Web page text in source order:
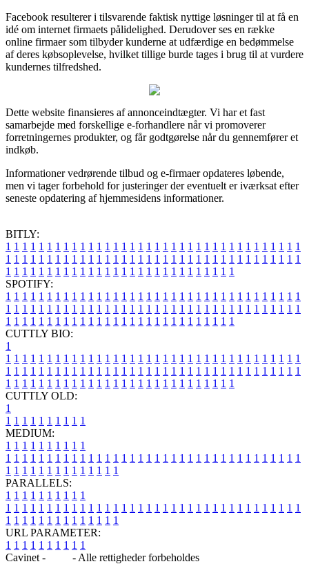
Facebook resulterer i tilsvarende faktisk nyttige løsninger til at få en
idé om internet firmaets pålidelighed. Derudover ses en række
online firmaer som tilbyder kunderne at udfærdige en bedømmelse
af deres købsoplevelse, hvilket tillige burde tages i brug til at vurdere
kundernes tilfredshed.
Dette website finansieres af annonceindtægter. Vi har et fast
samarbejde med forskellige e-forhandlere når vi promoverer
forretningernes produkter, og får godtgørelse når du gennemfører et
indkøb.
Informationer vedrørende tilbud og e-firmaer opdateres løbende,
men vi tager forbehold for justeringer der eventuelt er iværksat efter
seneste opdatering af hjemmesidens informationer.
BITLY:
1 1 1 1 1 1 1 1 1 1 1 1 1 1 1 1 1 1 1 1 1 1 1 1 1 1 1 1 1 1 1 1 1 1 1 1
1 1 1 1 1 1 1 1 1 1 1 1 1 1 1 1 1 1 1 1 1 1 1 1 1 1 1 1 1 1 1 1 1 1 1 1
1 1 1 1 1 1 1 1 1 1 1 1 1 1 1 1 1 1 1 1 1 1 1 1 1 1 1 1
SPOTIFY:
1 1 1 1 1 1 1 1 1 1 1 1 1 1 1 1 1 1 1 1 1 1 1 1 1 1 1 1 1 1 1 1 1 1 1 1
1 1 1 1 1 1 1 1 1 1 1 1 1 1 1 1 1 1 1 1 1 1 1 1 1 1 1 1 1 1 1 1 1 1 1 1
1 1 1 1 1 1 1 1 1 1 1 1 1 1 1 1 1 1 1 1 1 1 1 1 1 1 1 1
CUTTLY BIO:
1
1 1 1 1 1 1 1 1 1 1 1 1 1 1 1 1 1 1 1 1 1 1 1 1 1 1 1 1 1 1 1 1 1 1 1 1
1 1 1 1 1 1 1 1 1 1 1 1 1 1 1 1 1 1 1 1 1 1 1 1 1 1 1 1 1 1 1 1 1 1 1 1
1 1 1 1 1 1 1 1 1 1 1 1 1 1 1 1 1 1 1 1 1 1 1 1 1 1 1 1
CUTTLY OLD:
1
1 1 1 1 1 1 1 1 1 1
MEDIUM:
1 1 1 1 1 1 1 1 1 1
1 1 1 1 1 1 1 1 1 1 1 1 1 1 1 1 1 1 1 1 1 1 1 1 1 1 1 1 1 1 1 1 1 1 1 1
1 1 1 1 1 1 1 1 1 1 1 1 1 1
PARALLELS:
1 1 1 1 1 1 1 1 1 1
1 1 1 1 1 1 1 1 1 1 1 1 1 1 1 1 1 1 1 1 1 1 1 1 1 1 1 1 1 1 1 1 1 1 1 1
1 1 1 1 1 1 1 1 1 1 1 1 1 1
URL PARAMETER:
1 1 1 1 1 1 1 1 1 1
Cavinet -
- Alle rettigheder forbeholdes